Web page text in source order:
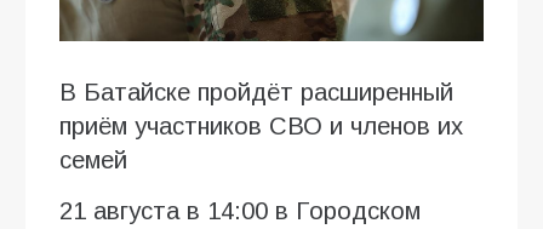
В Батайске пройдёт расширенный
приём участников СВО и членов их
семей
21 августа в 14:00 в Городском